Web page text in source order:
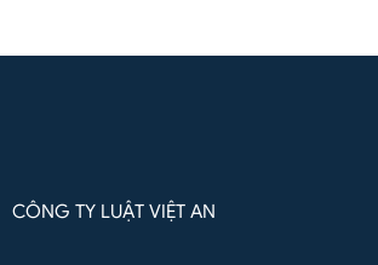
CÔNG TY LUẬT VIỆT AN